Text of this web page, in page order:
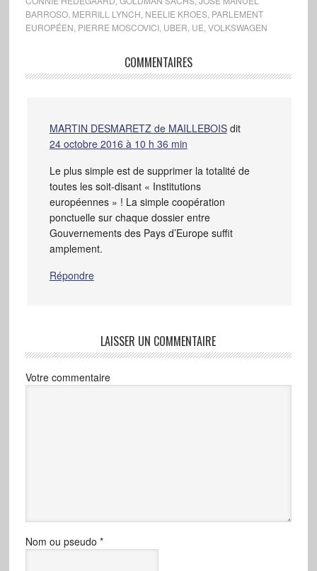
BARROSO, MERRILL LYNCH NEELIE KROES, PARLEMENT
EUROPÉEN PIERRE MOSCOVICI, UBER UE VOLKSWAGEN
COMMENTAIRES
MARTIN DESMARETZ de MAILLEBOIS dit
24 octobre 2016 à 10 h 36 min
Le plus simple est de supprimer la totalité de
toutes les soit-disant « Institutions
européennes » ! La simple coopération
ponctuelle sur chaque dossier entre
Gouvernements des Pays d’Europe suffit
amplement.
Répondre
LAISSER UN COMMENTAIRE
Votre commentaire
Nom ou pseudo *